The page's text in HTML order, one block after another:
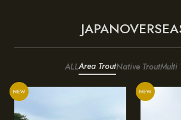
JAPAN
ALLArea TroutNative TroutMulti